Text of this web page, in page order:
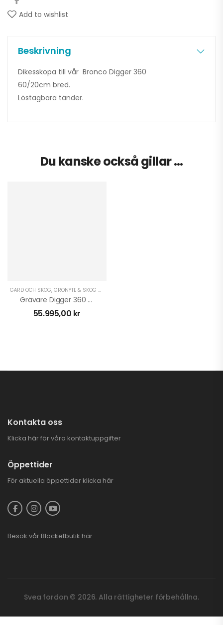
Add to wishlist
Beskrivning
Dikesskopa till vår Bronco Digger 360
60/20cm bred.
Löstagbara tänder.
Du kanske också gillar …
GÅRD OCH SKOG, GRÖNYTE & SKOG ATV
Grävare Digger 360 Till ATV & UTV
55.995,00 kr
Kontakta oss
Klicka här för våra kontaktuppgifter
Öppettider
För aktuella öppettider klicka här
Besök vår Blocketbutik här
Svea fordon © 2026. Alla rättigheter förbehållna.